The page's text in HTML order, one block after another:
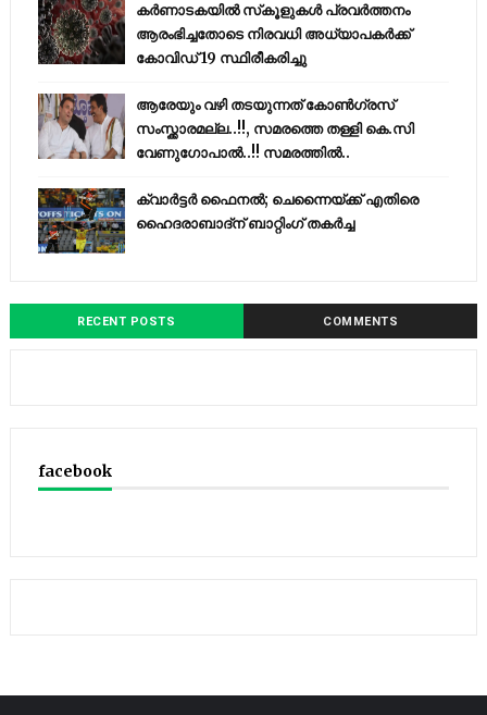
കര്‍ണാടകയില്‍ സ്‌കൂളുകള്‍ പ്രവര്‍ത്തനം
ആരംഭിച്ചതോടെ നിരവധി അധ്യാപകര്‍ക്ക്
കോവിഡ് 19 സ്ഥിരീകരിച്ചു
ആരേയും വഴി തടയുന്നത് കോണ്‍ഗ്രസ്
സംസ്ക്കാരമല്ല..!!, സമരത്തെ തള്ളി കെ.സി
വേണുഗോപാൽ..!! സമരത്തിൽ..
ക്വാർട്ടർ ഫൈനൽ; ചെന്നൈയ്ക്ക് എതിരെ
ഹൈദരാബാദ്ന് ബാറ്റിംഗ് തകർച്ച
RECENT POSTS COMMENTS
facebook